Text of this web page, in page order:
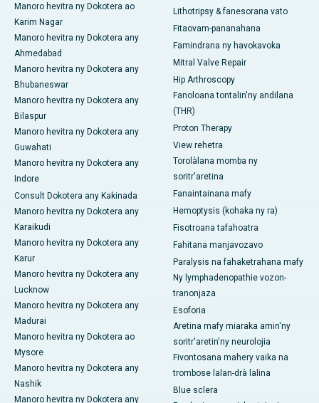
Manoro hevitra ny Dokotera ao
Karim Nagar
Manoro hevitra ny Dokotera any
Ahmedabad
Manoro hevitra ny Dokotera any
Bhubaneswar
Manoro hevitra ny Dokotera any
Bilaspur
Manoro hevitra ny Dokotera any
Guwahati
Manoro hevitra ny Dokotera any
Indore
Consult Dokotera any Kakinada
Manoro hevitra ny Dokotera any
Karaikudi
Manoro hevitra ny Dokotera any
Karur
Manoro hevitra ny Dokotera any
Lucknow
Manoro hevitra ny Dokotera any
Madurai
Manoro hevitra ny Dokotera ao
Mysore
Manoro hevitra ny Dokotera any
Nashik
Manoro hevitra ny Dokotera any
Lithotripsy & fanesorana vato
Fitaovam-pananahana
Famindrana ny havokavoka
Mitral Valve Repair
Hip Arthroscopy
Fanoloana tontalin'ny andilana
(THR)
Proton Therapy
View rehetra
Torolàlana momba ny
soritr'aretina
Fanaintainana mafy
Hemoptysis (kohaka ny ra)
Fisotroana tafahoatra
Fahitana manjavozavo
Paralysis na fahaketrahana mafy
Ny lymphadenopathie vozon-
tranonjaza
Esoforia
Aretina mafy miaraka amin'ny
soritr'aretin'ny neurolojia
Fivontosana mahery vaika na
trombose lalan-drà lalina
Blue sclera